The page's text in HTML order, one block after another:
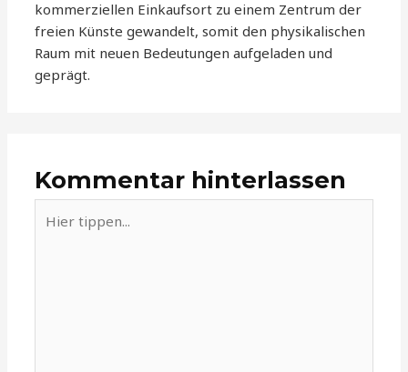
kommerziellen Einkaufsort zu einem Zentrum der
freien Künste gewandelt, somit den physikalischen
Raum mit neuen Bedeutungen aufgeladen und
geprägt.
Kommentar hinterlassen
tippen...